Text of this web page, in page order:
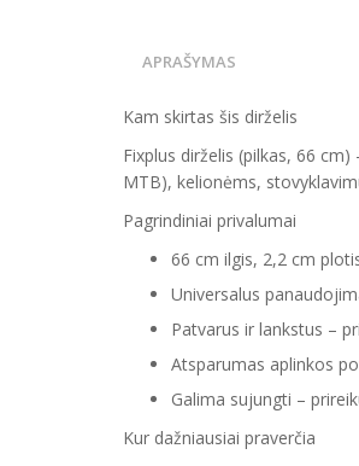
APRAŠYMAS
Kam skirtas šis dirželis
Fixplus dirželis (pilkas, 66
MTB), kelionėms,
Pagrindiniai privalumai
66 cm ilgis, 2,2 cm
Universalus
Patvarus ir lankstus –
Atsparumas aplinkos
Galima sujungti –
Kur dažniausiai praverčia